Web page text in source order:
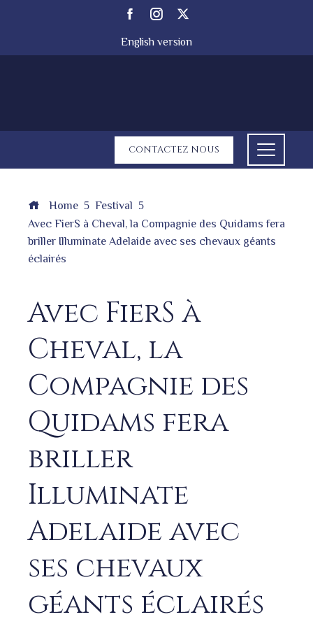
English version
CONTACTEZ NOUS
Home
Festival
Avec FierS à Cheval, la Compagnie des Quidams fera
briller Illuminate Adelaide avec ses chevaux géants
éclairés
Avec FierS à
Cheval, la
Compagnie des
Quidams fera
briller
Illuminate
Adelaide avec
ses chevaux
géants éclairés